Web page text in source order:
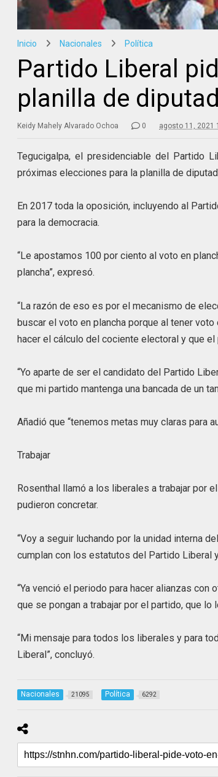
Inicio Nacionales Política
Partido Liberal
planilla de
Keidy Mahely Alvarado Ochoa 0 agosto 11, 2021
Tegucigalpa, el presidenciable del Partido
próximas elecciones para la planilla de
En 2017 toda la oposición, incluyendo al
para la democracia.
“Le apostamos 100 por ciento al voto en
plancha”, expresó.
“La razón de eso es por el mecanismo de
buscar el voto en plancha porque al tener
hacer el cálculo del cociente electoral y que
“Yo aparte de ser el candidato del Partido
que mi partido mantenga una bancada de un
Añadió que “tenemos metas muy claras para
Trabajar
Rosenthal llamó a los liberales a trabajar por
pudieron concretar.
“Voy a seguir luchando por la unidad interna
cumplan con los estatutos del Partido Liberal
“Ya venció el periodo para hacer alianzas
que se pongan a trabajar por el partido, que
“Mi mensaje para todos los liberales y para
Liberal”, concluyó.
Nacionales 21095 Política 6292